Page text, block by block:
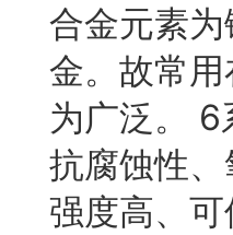
合金元素
金。故常
为广泛。 6
抗腐蚀性
强度高、